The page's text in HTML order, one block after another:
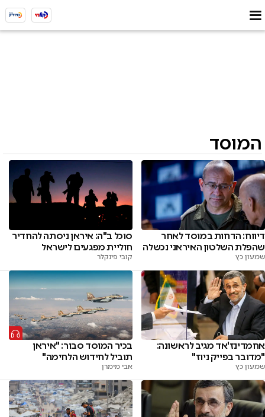
המוסד
דיווח: הדחות במוסד לאחר
שהפלת השלטון האיראני נכשלה
שמעון כץ
סוכל ב"ה: איראן ניסתה להחדיר
חוליית מפגעים לישראל
קובי פינקלר
אחמדינז'אד מגיב לראשונה:
"מדובר בפייק ניוז"
שמעון כץ
בכיר המוסד סבור: "איראן
תוביל לחידוש הלחימה"
אבי מימרן